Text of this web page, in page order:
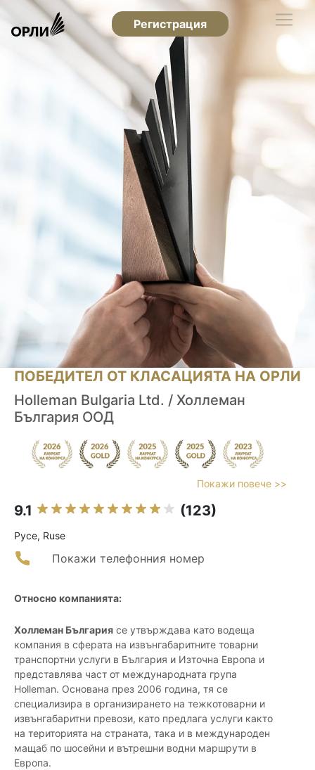
Регистрация
ПОБЕДИТЕЛ ОТ КЛАСАЦИЯТА НА ОРЛИ
Holleman Bulgaria Ltd. / Холлеман
България ООД
Покажи повече >>
9.1 (123)
Русе, Ruse
Покажи телефонния номер
Относно компанията:
Холлеман България се утвърждава като водеща
компания в сферата на извънгабаритните товарни
транспортни услуги в България и Източна Европа и
представлява част от международната група
Holleman. Основана през 2006 година, тя се
специализира в организирането на тежкотоварни и
извънгабаритни превози, като предлага услуги както
на територията на страната, така и в международен
мащаб по шосейни и вътрешни водни маршрути в
Европа.